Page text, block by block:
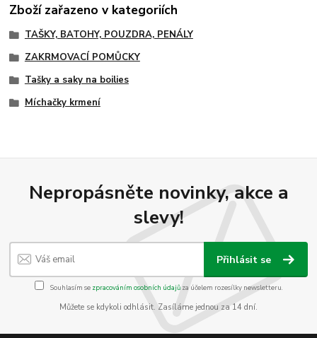
Zboží zařazeno v kategoriích
TAŠKY, BATOHY, POUZDRA, PENÁLY
ZAKRMOVACÍ POMŮCKY
Tašky a saky na boilies
Míchačky krmení
Nepropásněte novinky, akce a
slevy!
Přihlásit se
Souhlasím se zpracováním osobních údajůza účelem rozesílky newsletteru.
Můžete se kdykoli odhlásit. Zasíláme jednou za 14 dní.